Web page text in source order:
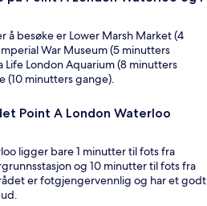
å besøke er Lower Marsh Market (4
War Museum (5 minutters
Life London Aquarium (8 minutters
(10 minutters gange).
Point A London Waterloo
ligger bare 1 minutter til fots fra
og 10 minutter til fots fra
er fotgjengervennlig og har et godt